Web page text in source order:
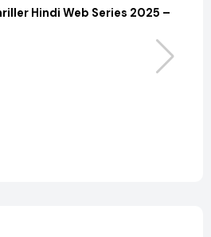
Hindi Web Series 2025 –